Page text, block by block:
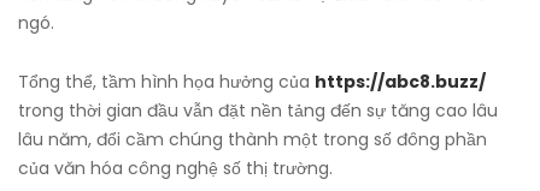
ngó.
Tổng thể, tầm hình họa hưởng của https://abc8.buzz/
trong thời gian đầu vẫn đặt nền tảng đến sự tăng cao lâu
lâu năm, đổi cầm chúng thành một trong số đông phần
của văn hóa công nghệ số thị trường.